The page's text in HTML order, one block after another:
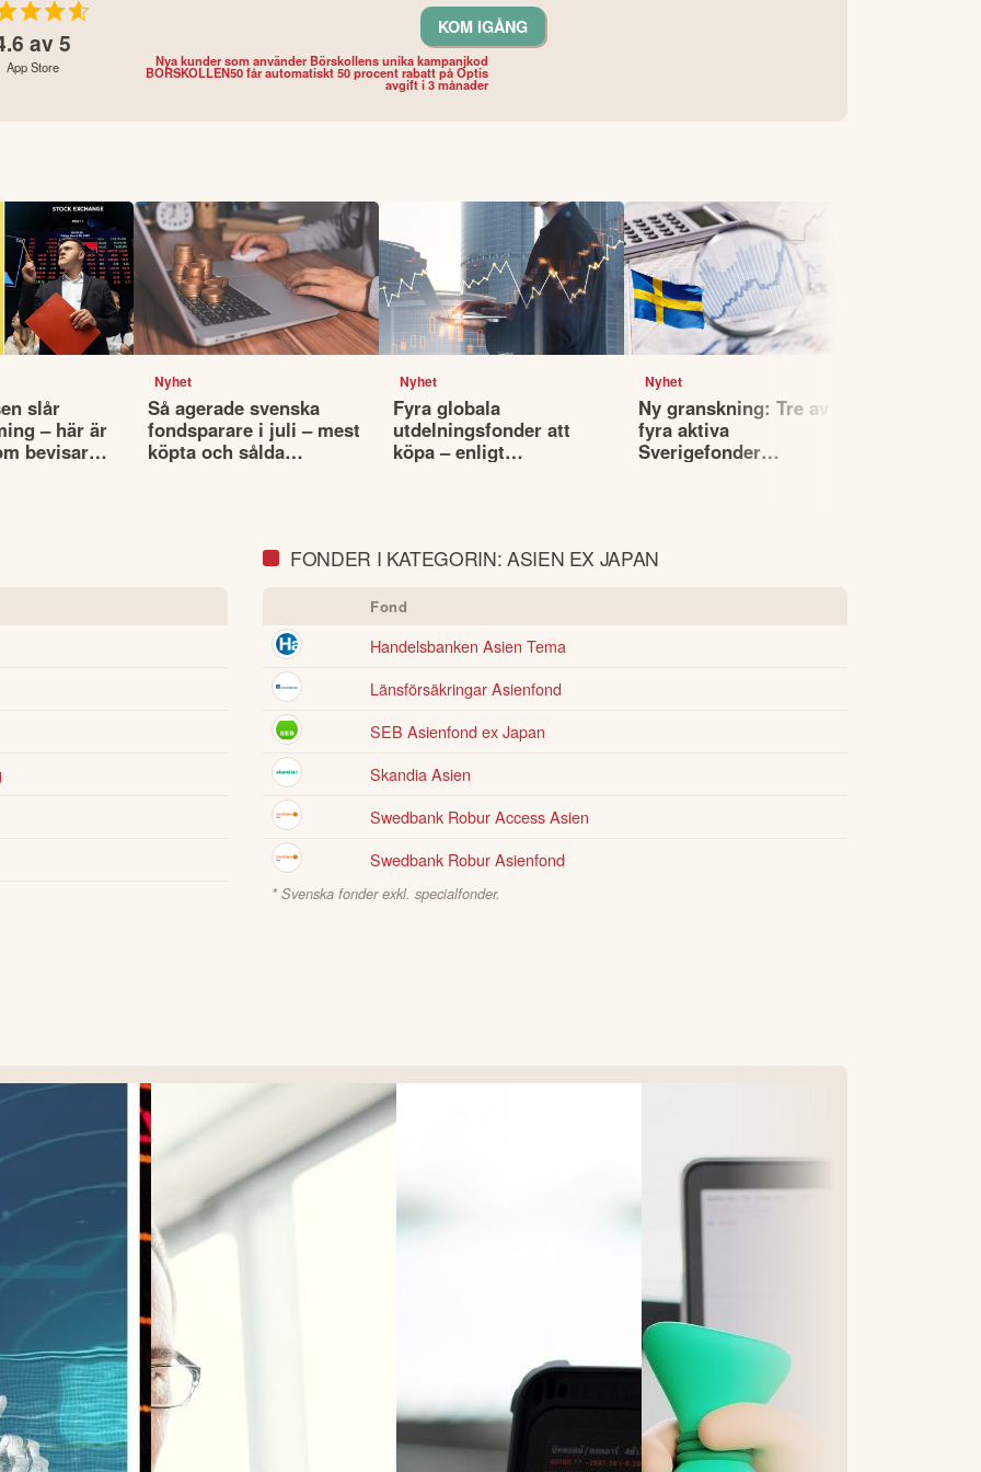
av 5
App Store
KOM IGÅNG
Nya kunder som använder Börskollens unika kampanjkod
BORSKOLLEN50 får automatiskt 50 procent rabatt på Optis
avgift i 3 månader
slår
– här är
bevisar
Nyhet
Så agerade svenska
fondsparare i juli – mest
köpta och sålda
Nyhet
Fyra globala
utdelningsfonder att
köpa – enligt
Nyhet
Ny granskning: Tre av
fyra aktiva
Sverigefonder
FONDER I KATEGORIN: ASIEN EX JAPAN
Fond
Handelsbanken Asien Tema
Länsförsäkringar Asienfond
SEB Asienfond ex Japan
Skandia Asien
Swedbank Robur Access Asien
Swedbank Robur Asienfond
* Svenska fonder exkl. specialfonder.